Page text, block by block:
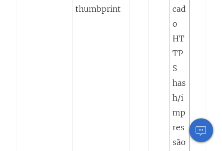
thumbprint
cad
o
HT
TP
S
has
h/i
mp
res
são